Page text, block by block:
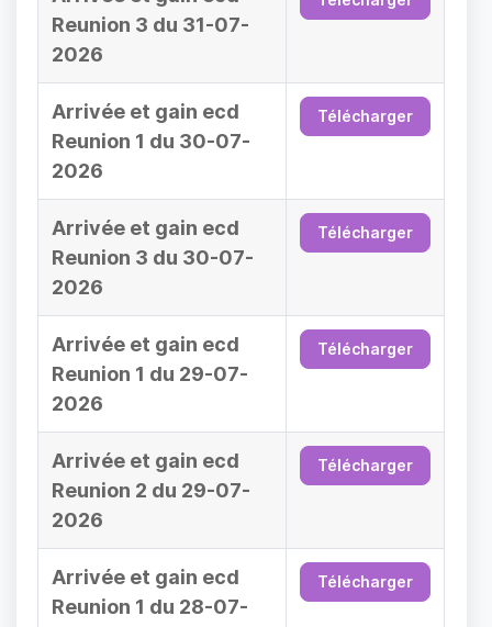
Reunion 3 du 31-07-
2026
Arrivée et gain ecd
Reunion 1 du 30-07-
2026
Télécharger
Arrivée et gain ecd
Reunion 3 du 30-07-
2026
Télécharger
Arrivée et gain ecd
Reunion 1 du 29-07-
2026
Télécharger
Arrivée et gain ecd
Reunion 2 du 29-07-
2026
Télécharger
Arrivée et gain ecd
Reunion 1 du 28-07-
Télécharger